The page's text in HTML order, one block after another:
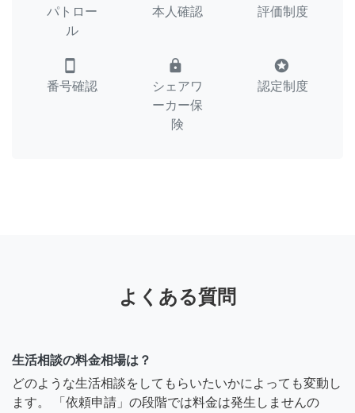
パトロー
ル
本人確認 評価制度
smartphone
番号確認
lock
シェアワ
ーカー保
険
stars
認定制度
よくある質問
生活相談の料金相場は？
どのような生活相談をしてもらいたいかによっても変動し
ます。 「依頼申請」の段階では料金は発生しませんの